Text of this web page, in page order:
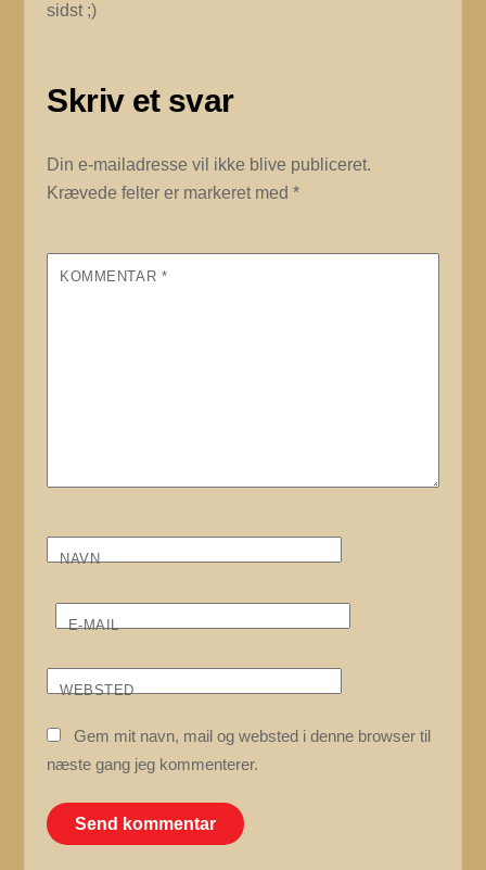
sidst ;)
Skriv et svar
Din e-mailadresse vil ikke blive publiceret.
Krævede felter er markeret med*
KOMMENTAR *
NAVN
E-MAIL
WEBSTED
Gem mit navn, mail og websted i denne browser til
næste gang jeg kommenterer.